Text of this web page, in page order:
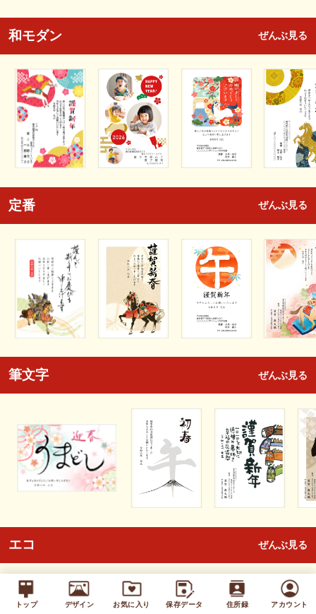
トップ デザイン お気に入り 保存データ 住所録 アカウント
和モダン ぜんぶ見る
定番 ぜんぶ見る
筆文字 ぜんぶ見る
エコ ぜんぶ見る